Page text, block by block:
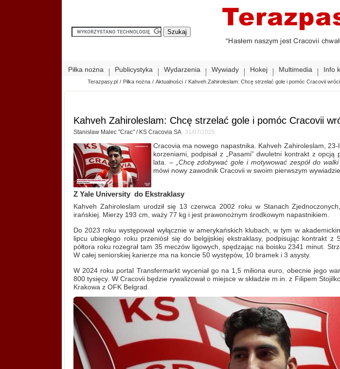
Piłka nożna Publicystyka Wydarzenia Wywiady Hokej Multimedia Info
Terazpasy.pl / Piłka nożna / Aktualności / Kahveh Zahiroleslam: Chcę strzelać gole i pomóc Cracovii
Kahveh Zahiroleslam: Chcę strzelać gole i pomóc Cracovii
Stanisław Malec "Crac" / KS Cracovia SA 31/07/2025
Cracovia ma nowego napastnika. Kahveh Zahiroleslam,
korzeniami, podpisał z „Pasami” dwuletni kontrakt z opcją
lata. –
„Chcę zdobywać gole i motywować zespół do
mówi nowy zawodnik Cracovii w swoim pierwszym
Z Yale University do Ekstraklasy
Kahveh Zahiroleslam urodził się 13 czerwca 2002 roku w Stanach
irańskiej. Mierzy 193 cm, waży 77 kg i jest prawonożnym środkowym napastnikiem.
Do 2023 roku występował wyłącznie w amerykańskich klubach, w tym w
lipcu ubiegłego roku przeniósł się do belgijskiej ekstraklasy, podpisując kontrakt z
półtora roku rozegrał tam 35 meczów ligowych, spędzając na boisku 2341 minut.
W całej seniorskiej karierze ma na koncie 50 występów, 10 bramek i 3 asysty.
W 2024 roku portal Transfermarkt wyceniał go na 1,5 miliona euro, obecnie jego
800 tysięcy. W Cracovii będzie rywalizował o miejsce w składzie m.in. z Filipem
Krakowa z OFK Belgrad.